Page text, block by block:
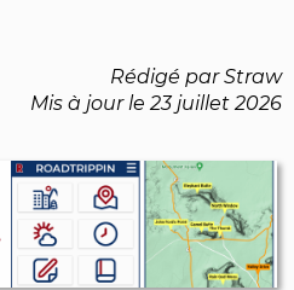
Rédigé par Straw
Mis à jour le23 juillet 2026